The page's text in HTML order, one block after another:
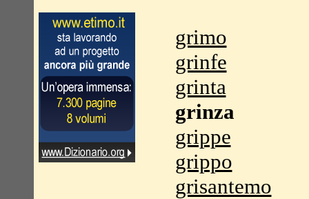
grimo
grinfe
grinta
grinza
grippe
grippo
grisantemo